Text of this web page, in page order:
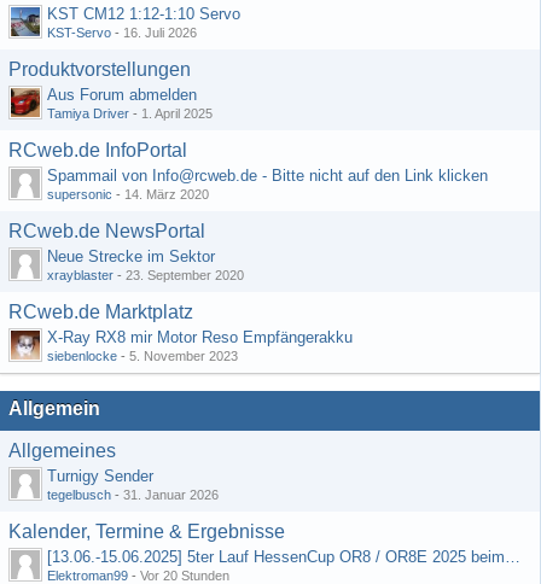
KST CM12 1:12-1:10 Servo
KST-Servo - 16. Juli 2026
Produktvorstellungen
Aus Forum abmelden
Tamiya Driver - 1. April 2025
RCweb.de InfoPortal
Spammail von Info@rcweb.de - Bitte nicht auf den Link klicken
supersonic - 14. März 2020
RCweb.de NewsPortal
Neue Strecke im Sektor
xrayblaster - 23. September 2020
RCweb.de Marktplatz
X-Ray RX8 mir Motor Reso Empfängerakku
siebenlocke - 5. November 2023
Allgemein
Allgemeines
Turnigy Sender
tegelbusch - 31. Januar 2026
Kalender, Termine & Ergebnisse
[13.06.-15.06.2025] 5ter Lauf HessenCup OR8 / OR8E 2025 beim MSC Ober-Mörlen e.V.
Elektroman99 - Vor 20 Stunden